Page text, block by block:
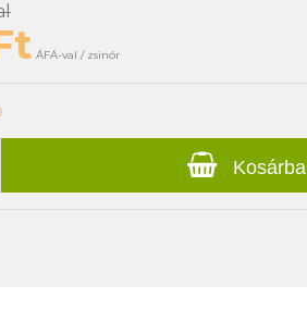
ÁFÁ-val / zsinór
Kosárba